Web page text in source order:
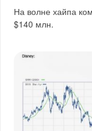
На волне хайпа
$140 млн.